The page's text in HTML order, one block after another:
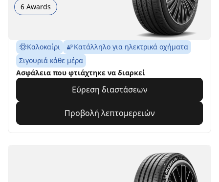
6 Awards
Καλοκαίρι
Κατάλληλο για ηλεκτρικά οχήματα
Σιγουριά κάθε μέρα
Ασφάλεια που φτιάχτηκε να διαρκεί
Εύρεση διαστάσεων
Προβολή λεπτομερειών